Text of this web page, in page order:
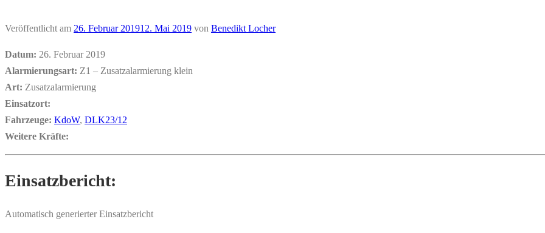
Veröffentlicht am 26. Februar 201912. Mai 2019 von Benedikt Locher
Datum: 26. Februar 2019
Alarmierungsart: Z1 – Zusatzalarmierung klein
Art: Zusatzalarmierung
Einsatzort:
Fahrzeuge: KdoW, DLK23/12
Weitere Kräfte:
Einsatzbericht:
Automatisch generierter Einsatzbericht